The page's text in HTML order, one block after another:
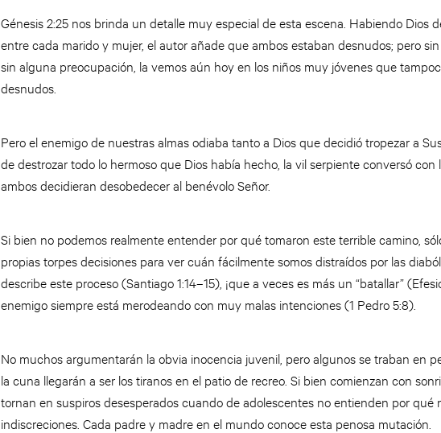
Génesis 2:25 nos brinda un detalle muy especial de esta escena. Habiendo Dios
entre cada marido y mujer, el autor añade que ambos estaban desnudos; pero
sin alguna preocupación, la vemos aún hoy en los niños muy jóvenes que
desnudos.
Pero el enemigo de nuestras almas odiaba tanto a Dios que decidió tropezar a
de destrozar todo lo hermoso que Dios había hecho, la vil serpiente conversó
ambos decidieran desobedecer al benévolo Señor.
Si bien no podemos realmente entender por qué tomaron este terrible camino,
propias torpes decisiones para ver cuán fácilmente somos distraídos por las
describe este proceso (Santiago 1:14–15), ¡que a veces es más un “batallar”
enemigo siempre está merodeando con muy malas intenciones (1 Pedro 5:8).
No muchos argumentarán la obvia inocencia juvenil, pero algunos se traban en
la cuna llegarán a ser los tiranos en el patio de recreo. Si bien comienzan con
tornan en suspiros desesperados cuando de adolescentes no entienden por qué
indiscreciones. Cada padre y madre en el mundo conoce esta penosa mutación.